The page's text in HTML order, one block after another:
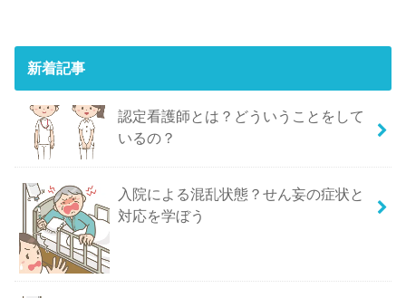
新着記事
認定看護師とは？どういうことをして
いるの？
入院による混乱状態？せん妄の症状と
対応を学ぼう